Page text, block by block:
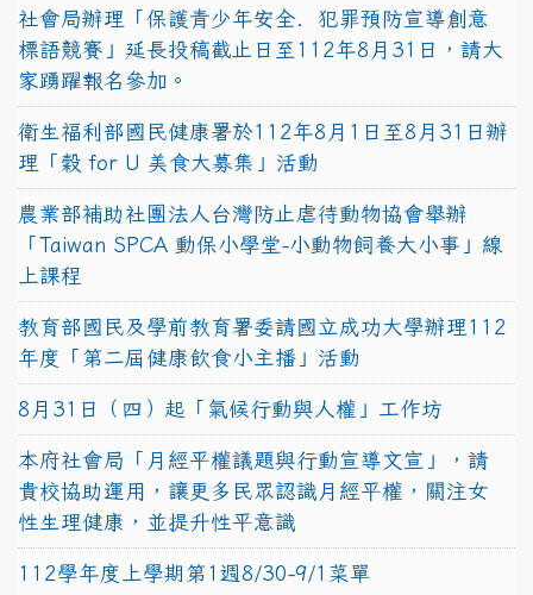
社會局辦理「保護青少年安全．犯罪預防宣導創意
標語競賽」延長投稿截止日至112年8月31日，請大
家踴躍報名參加。
衛生福利部國民健康署於112年8月1日至8月31日辦
理「穀 for U 美食大募集」活動
農業部補助社團法人台灣防止虐待動物協會舉辦
「Taiwan SPCA 動保小學堂-小動物飼養大小事」線
上課程
教育部國民及學前教育署委請國立成功大學辦理112
年度「第二屆健康飲食小主播」活動
8月31日（四）起「氣候行動與人權」工作坊
本府社會局「月經平權議題與行動宣導文宣」，請
貴校協助運用，讓更多民眾認識月經平權，關注女
性生理健康，並提升性平意識
112學年度上學期第1週8/30-9/1菜單